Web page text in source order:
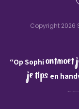
Copyright 2026
“Op Sophiontmoet
je tips en